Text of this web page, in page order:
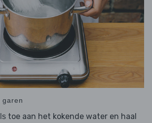
garen
toe aan het kokende water en haal